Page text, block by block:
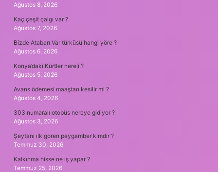
Ağustos 8, 2026
Kaç çeşit çalgı var ?
Ağustos 7, 2026
Bizde Atabarı Var türküsü hangi yöre ?
Ağustos 6, 2026
Konya’daki Kürtler nereli ?
Ağustos 5, 2026
Avans ödemesi maaştan kesilir mi ?
Ağustos 4, 2026
303 numaralı otobüs nereye gidiyor ?
Ağustos 3, 2026
Şeytanı ılk goren peygamber kimdir ?
Temmuz 30, 2026
Kalkınma hisse ne iş yapar ?
Temmuz 25, 2026